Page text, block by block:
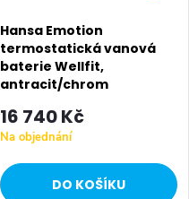
Hansa Emotion
termostatická vanová
baterie Wellfit,
antracit/chrom
16 740 Kč
Na objednání
DO KOŠÍKU